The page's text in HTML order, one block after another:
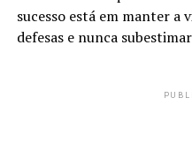
sucesso está em manter a
defesas e nunca